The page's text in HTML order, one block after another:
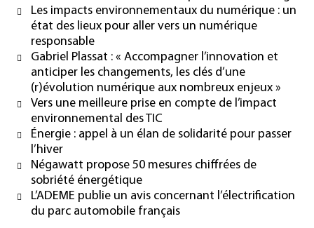
Les impacts environnementaux du numérique : un
état des lieux pour aller vers un numérique
responsable
Gabriel Plassat : « Accompagner l’innovation et
anticiper les changements, les clés d’une
(r)évolution numérique aux nombreux enjeux »
Vers une meilleure prise en compte de l’impact
environnemental des TIC
Énergie : appel à un élan de solidarité pour passer
l’hiver
Négawatt propose 50 mesures chiffrées de
sobriété énergétique
L’ADEME publie un avis concernant l’électrification
du parc automobile français